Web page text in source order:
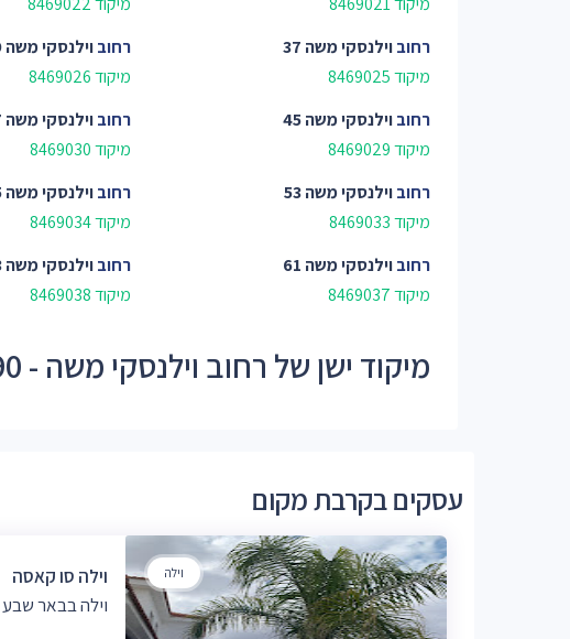
רחובוילנסקי משה 37
מיקוד 8469025
רחובוילנסקי משה 39
מיקוד 8469026
רחובוילנסקי משה 45
מיקוד 8469029
רחובוילנסקי משה 47
מיקוד 8469030
רחובוילנסקי משה 53
מיקוד 8469033
רחובוילנסקי משה 55
מיקוד 8469034
רחובוילנסקי משה 61
מיקוד 8469037
רחובוילנסקי משה 63
מיקוד 8469038
מיקוד ישן של רחוב וילנסקי משה - 84690
עסקים בקרבת מקום
וילה
וילה סו קאסה
וילה בבאר שבע